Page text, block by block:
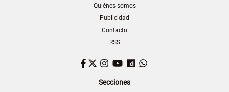
Quiénes somos
Publicidad
Contacto
RSS
Facebook
TwitterInstagram
YouTubeDailymotion
Secciones